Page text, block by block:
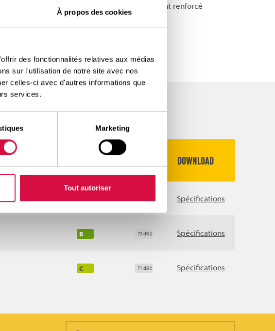
À propos des cookies
des fonctionnalités relatives aux médias
sur l'utilisation de notre site avec nos
celles-ci avec d'autres informations que
services.
Marketing
Tout autoriser
uniforme grâce à son design à épaulement renforcé
DOWNLOAD
C Spécifications
B 72 dB () Spécifications
C 71 dB () Spécifications